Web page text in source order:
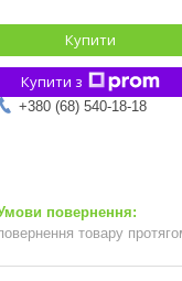
Купити
Купити з
+380 (68) 540-18-18
товару